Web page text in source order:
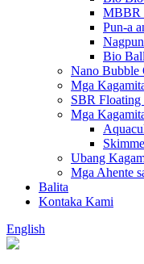
MBBR
Pun-a
Bio Ball
Nano Bubble
Mga
SBR Floating
Mga
Ubang
Mga Ahente
Balita
Kontaka Kami
English